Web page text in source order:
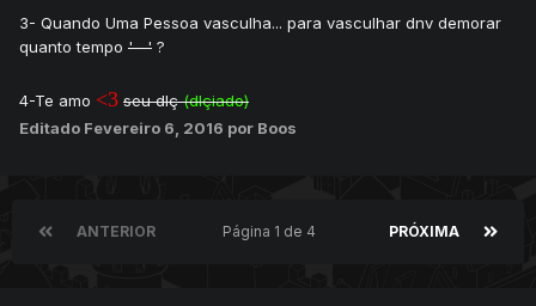
3- Quando Uma Pessoa vasculha... para vasculhar dnv demorar
quanto tempo '--' ?
4-Te amo <3 seu dlç(dlçiado)
Editado Fevereiro 6, 2016 por Boos
ANTERIOR PRÓXIMA
Página 1 de 4